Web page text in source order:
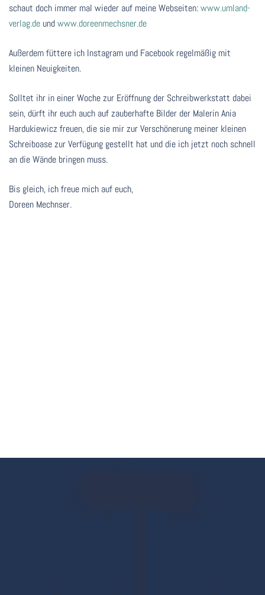
schaut doch immer mal wieder auf meine Webseiten:www.umland-
verlag.de undwww.doreenmechsner.de
Außerdem füttere ich Instagram und Facebook regelmäßig mit
kleinen Neuigkeiten.
Solltet ihr in einer Woche zur Eröffnung der Schreibwerkstatt dabei
sein, dürft ihr euch auch auf zauberhafte Bilder der Malerin Ania
Hardukiewicz freuen, die sie mir zur Verschönerung meiner kleinen
Schreiboase zur Verfügung gestellt hat und die ich jetzt noch schnell
an die Wände bringen muss.
Bis gleich, ich freue mich auf euch,
Doreen Mechnser.